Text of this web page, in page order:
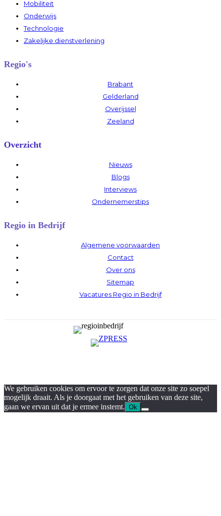
Mobiliteit
Onderwijs
Technologie
Zakelijke dienstverlening
Regio's
Brabant
Gelderland
Overijssel
Zeeland
Overzicht
Nieuws
Blogs
Interviews
Ondernemerstips
Regio in Bedrijf
Algemene voorwaarden
Contact
Over ons
Sitemap
Vacatures Regio in Bedrijf
We gebruiken cookies om ervoor te zorgen dat onze site zo soepel
mogelijk draait. Als je doorgaat met het gebruiken van deze site,
gaan we ervan uit dat je ermee instemt. Ok